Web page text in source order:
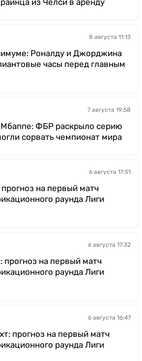
8 августа 11:13
Роналду и Джорджина
часы перед главным
7 августа 19:58
ФБР раскрыло серию
сорвать чемпионат мира
6 августа 17:51
на первый матч
раунда Лиги
6 августа 17:32
прогноз на первый матч
раунда Лиги
6 августа 16:47
прогноз на первый матч
раунда Лиги